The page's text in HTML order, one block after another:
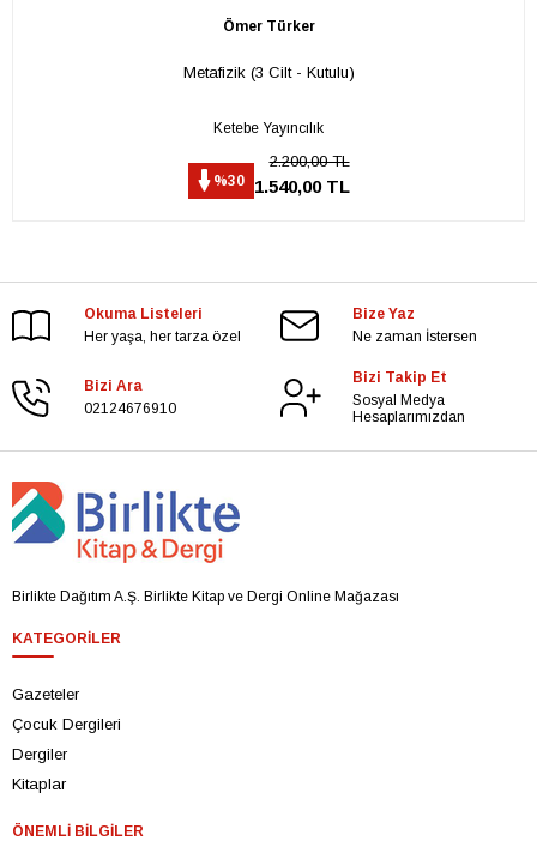
Ömer Türker
Metafizik (3 Cilt - Kutulu)
Ketebe Yayıncılık
%30
2.200,00 TL
1.540,00 TL
Okuma Listeleri
Her yaşa, her tarza özel
Bize Yaz
Ne zaman İstersen
Bizi Ara
02124676910
Bizi Takip Et
Sosyal Medya
Hesaplarımızdan
Birlikte Dağıtım A.Ş. Birlikte Kitap ve Dergi Online Mağazası
KATEGORILER
Gazeteler
Çocuk Dergileri
Dergiler
Kitaplar
ÖNEMLI BILGILER